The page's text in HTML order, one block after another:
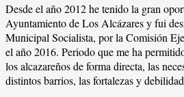
Desde el año 2012 he tenido la gran
Ayuntamiento de Los Alcázares y fui
Municipal Socialista, por la Comisión
el año 2016. Periodo que me ha
los alcazareños de forma directa, las
distintos barrios, las fortalezas y